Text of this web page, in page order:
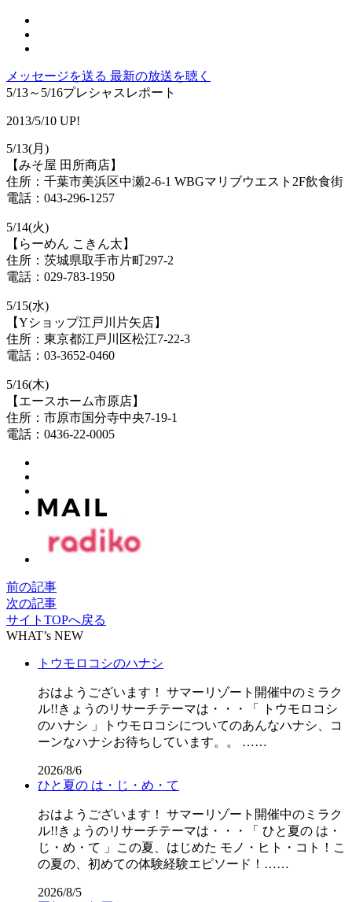
メッセージを送る 最新の放送を聴く
5/13～5/16プレシャスレポート
2013/5/10 UP!
5/13(月)
【みそ屋 田所商店】
住所：千葉市美浜区中瀬2-6-1 WBGマリブウエスト2F飲食街
電話：043-296-1257
5/14(火)
【らーめん こきん太】
住所：茨城県取手市片町297-2
電話：029-783-1950
5/15(水)
【Yショップ江戸川片矢店】
住所：東京都江戸川区松江7-22-3
電話：03-3652-0460
5/16(木)
【エースホーム市原店】
住所：市原市国分寺中央7-19-1
電話：0436-22-0005
前の記事
次の記事
サイトTOPへ戻る
WHAT’s NEW
トウモロコシのハナシ
おはようございます！ サマーリゾート開催中のミラク
ル!!きょうのリサーチテーマは・・・「 トウモロコシ
のハナシ 」トウモロコシについてのあんなハナシ、コ
ーンなハナシお待ちしています。。 ……
2026/8/6
ひと夏の は・じ・め・て
おはようございます！ サマーリゾート開催中のミラク
ル!!きょうのリサーチテーマは・・・「 ひと夏の は・
じ・め・て 」この夏、はじめた モノ・ヒト・コト！こ
の夏の、初めての体験経験エピソード！……
2026/8/5